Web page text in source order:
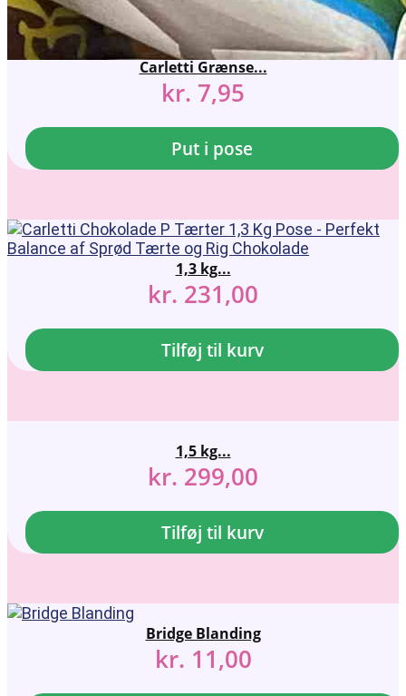
Carletti Grænse...
kr. 7,95
Put i pose
1,3 kg...
kr. 231,00
Tilføj til kurv
1,5 kg...
kr. 299,00
Tilføj til kurv
Bridge Blanding
kr. 11,00